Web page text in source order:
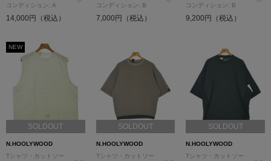
コンディション: A
14,000円（税込）
コンディション: B
7,000円（税込）
コンディション: B
9,200円（税込）
NEW
SOLDOUT
N.HOOLYWOOD
Tシャツ・カットソー
SOLDOUT
N.HOOLYWOOD
Tシャツ・カットソー
SOLDOUT
N.HOOLYWOOD
Tシャツ・カットソー